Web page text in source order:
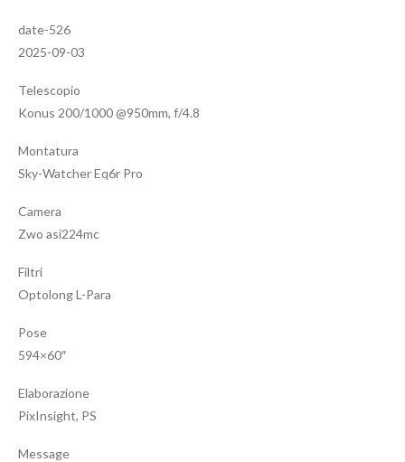
date-526
2025-09-03
Telescopio
Konus 200/1000 @950mm, f/4.8
Montatura
Sky-Watcher Eq6r Pro
Camera
Zwo asi224mc
Filtri
Optolong L-Para
Pose
594×60″
Elaborazione
PixInsight, PS
Message